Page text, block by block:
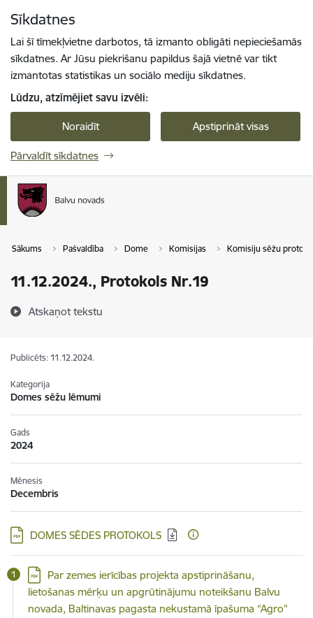
Sīkdatnes
Lai šī tīmekļvietne darbotos, tā izmanto obligāti nepieciešamās
sīkdatnes. Ar Jūsu piekrišanu papildus šajā vietnē var tikt
izmantotas statistikas un sociālo mediju sīkdatnes.
Lūdzu, atzīmējiet savu izvēli:
Noraidīt Apstiprināt visas
Pārvaldīt sīkdatnes
Sākums Pašvaldība Dome Komisijas Komisiju sēžu
11.12.2024., Protokols Nr.19
Atskaņot tekstu
Publicēts: 11.12.2024.
Kategorija
Domes sēžu lēmumi
Gads
2024
Mēnesis
Decembris
Lejupielādēt:
DOMES SĒDES PROTOKOLS
Lejupielādēt:
Par zemes ierīcības projekta apstiprināšanu,
lietošanas mērķu un apgrūtinājumu noteikšanu Balvu
novada, Baltinavas pagasta nekustamā īpašuma “Agro”